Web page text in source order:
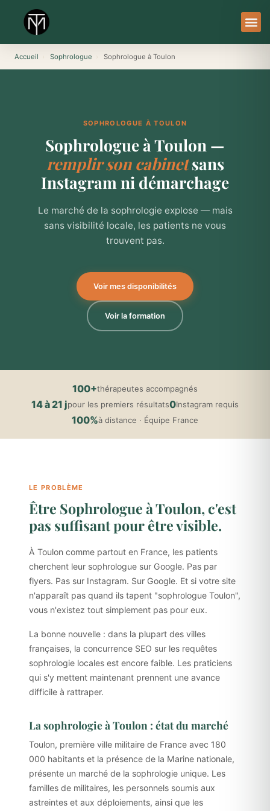
contenu
Accueil Sophrologue Sophrologue à Toulon
SOPHROLOGUE À TOULON
Sophrologue à Toulon —
remplir son cabinetsans
Instagram ni démarchage
Le marché de la sophrologie explose — mais
sans visibilité locale, les patients ne vous
trouvent pas.
Voir mes disponibilités
Voir la formation
100+thérapeutes accompagnés
14 à 21 jpour les premiers résultats0Instagram requis
100%à distance · Équipe France
LE PROBLÈME
Être Sophrologue à Toulon, c'est
pas suffisant pour être visible.
À Toulon comme partout en France, les patients
cherchent leur sophrologue sur Google. Pas par
flyers. Pas sur Instagram. Sur Google. Et si votre site
n'apparaît pas quand ils tapent "sophrologue Toulon",
vous n'existez tout simplement pas pour eux.
La bonne nouvelle : dans la plupart des villes
françaises, la concurrence SEO sur les requêtes
sophrologie locales est encore faible. Les praticiens
qui s'y mettent maintenant prennent une avance
difficile à rattraper.
La sophrologie à Toulon : état du marché
Toulon, première ville militaire de France avec 180
000 habitants et la présence de la Marine nationale,
présente un marché de la sophrologie unique. Les
familles de militaires, les personnels soumis aux
astreintes et aux déploiements, ainsi que les